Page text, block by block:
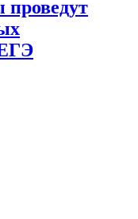
проведут